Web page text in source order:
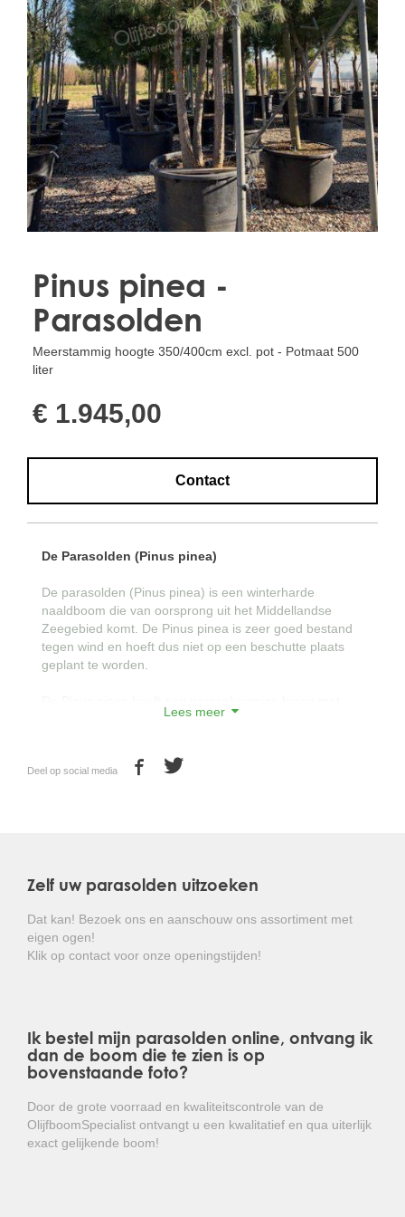
Treesafe
VORSTBESCHERMINGVOORBOMEN.NL
WINTERSCHUTZFUERBAEUME.DE
FROSTPROTECTIONFORTREES.CO.UK
Terracotta
TERRACOTTA.NL
TERRACOTTA.BE
TERRAKOTTA.DE
Pinus pinea -
Parasolden
Meerstammig hoogte 350/400cm excl. pot - Potmaat 500
liter
€ 1.945,00
Contact
De Parasolden (Pinus pinea)
De parasolden (Pinus pinea) is een winterharde
naaldboom die van oorsprong uit het Middellandse
Zeegebied komt. De Pinus pinea is zeer goed bestand
tegen wind en hoeft dus niet op een beschutte plaats
geplant te worden.
uitgespreide takken. Op latere leeftijd vormen deze
kleur van de boomschors is roodbruin tot oranje.
Lees meer
Deel op social media
Zelf uw parasolden uitzoeken
Dat kan! Bezoek ons en aanschouw ons assortiment met
eigen ogen!
Klik op contact voor onze openingstijden!
Ik bestel mijn parasolden online, ontvang ik
dan de boom die te zien is op
bovenstaande foto?
Door de grote voorraad en kwaliteitscontrole van de
OlijfboomSpecialist ontvangt u een kwalitatief en qua uiterlijk
exact gelijkende boom!